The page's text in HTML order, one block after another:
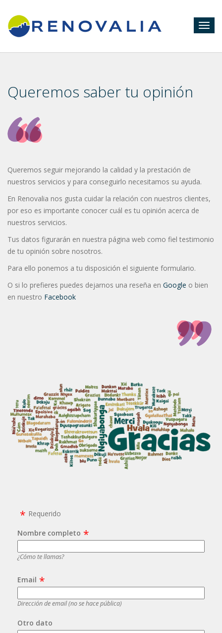
Queremos saber tu opinión
Queremos seguir mejorando la calidad y la prestación de
nuestros servicios y para conseguirlo necesitamos su ayuda.
En Renovalia nos gusta cuidar la relación con nuestros clientes,
por eso es importante conocer cuál es tu opinión acerca de
nuestros servicios.
Tus datos figurarán en nuestra página web como fiel testimonio
de tu opinión sobre nosotros.
Para ello ponemos a tu disposición el siguiente formulario.
O si lo prefieres puedes dejarnos una reseña en Google o bien
en nuestro Facebook
Requerido
Nombre completo
¿Cómo te llamas?
Email
Dirección de email (no se hace pública)
Otro dato